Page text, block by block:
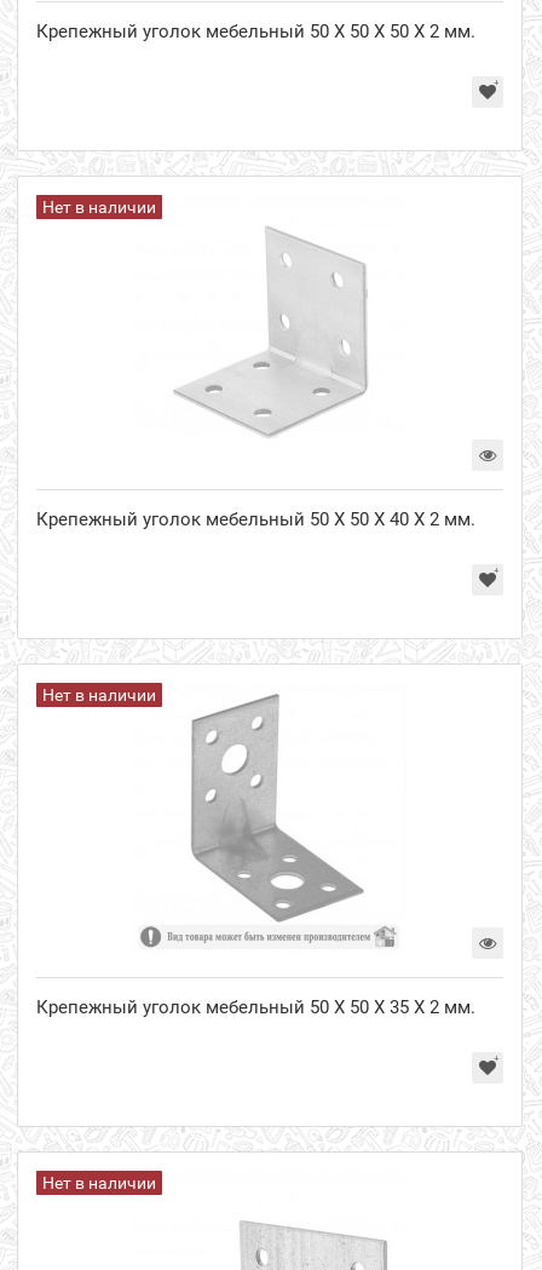
Крепежный уголок мебельный 50 Х 50 Х 50 Х 2 мм.
Нет в наличии
Крепежный уголок мебельный 50 Х 50 Х 40 Х 2 мм.
Нет в наличии
Крепежный уголок мебельный 50 Х 50 Х 35 Х 2 мм.
Нет в наличии